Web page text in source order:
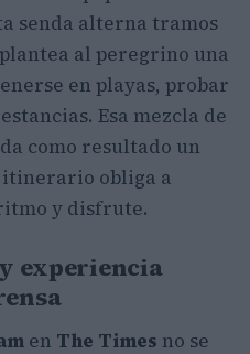
senda alterna tramos
al peregrino una
en playas, probar
Esa mezcla de
como resultado un
itinerario obliga a
y disfrute.
experiencia
en The Times no se